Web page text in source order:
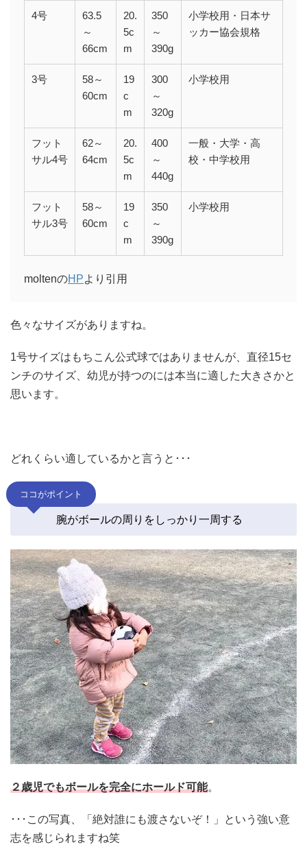
4号
63.5
～
66cm
20.
5c
m
350
～
390g
小学校用・日本サ
ッカー協会規格
3号
58～
60cm
19
c
m
300
～
320g
小学校用
フット
サル4号
62～
64cm
20.
5c
m
400
～
440g
一般・大学・高
校・中学校用
フット
サル3号
58～
60cm
19
c
m
350
～
390g
小学校用
moltenのHPより引用
色々なサイズがありますね。
1号サイズはもちこん公式球ではありませんが、直径15セ
ンチのサイズ、幼児が持つのには本当に適した大きさかと
思います。
どれくらい適しているかと言うと･･･
ココがポイント
腕がボールの周りをしっかり一周する
２歳児でもボールを完全にホールド可能。
･･･この写真、「絶対誰にも渡さないぞ！」という強い意
志を感じられますね笑